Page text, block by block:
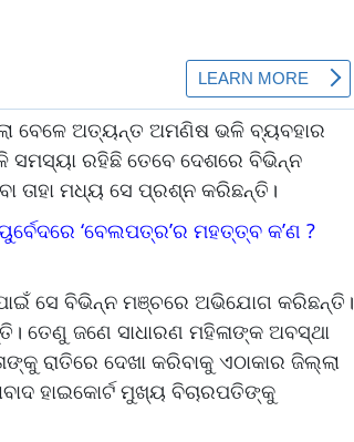
ବେଳେ ଅତ୍ୟନ୍ତ ଅମଣିଷ ଭଳି ବ୍ୟବହାର
ସମସ୍ୟା ରହିଛି ତେବେ ଦେଶରେ ବିଭିନ୍ନ
ତାହା ମଧ୍ୟ ସେ ପ୍ରଶ୍ନ କରିଛନ୍ତି।
‘ବେଲପତ୍ର’ର ମହତ୍ତ୍ବ କ’ଣ ?
ସେ ବିଭିନ୍ନ ମଞ୍ଚରେ ଅଭିଯୋଗ କରିଛନ୍ତି।
ତେଣୁ ଜଣେ ସାଧାରଣ ମହିଳାଙ୍କ ଅବସ୍ଥା
ରାତିରେ ଦେଖା କରିବାକୁ ଏଠାକାର ଜିଲ୍ଲା
ହାଇକୋର୍ଟ ମୁଖ୍ୟ ବିଚାରପତିଙ୍କୁ